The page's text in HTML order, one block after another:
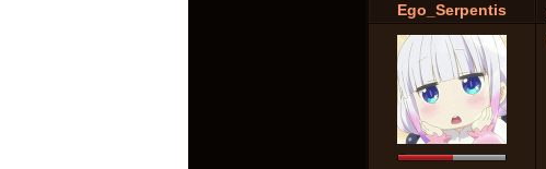
Ego_Serpentis